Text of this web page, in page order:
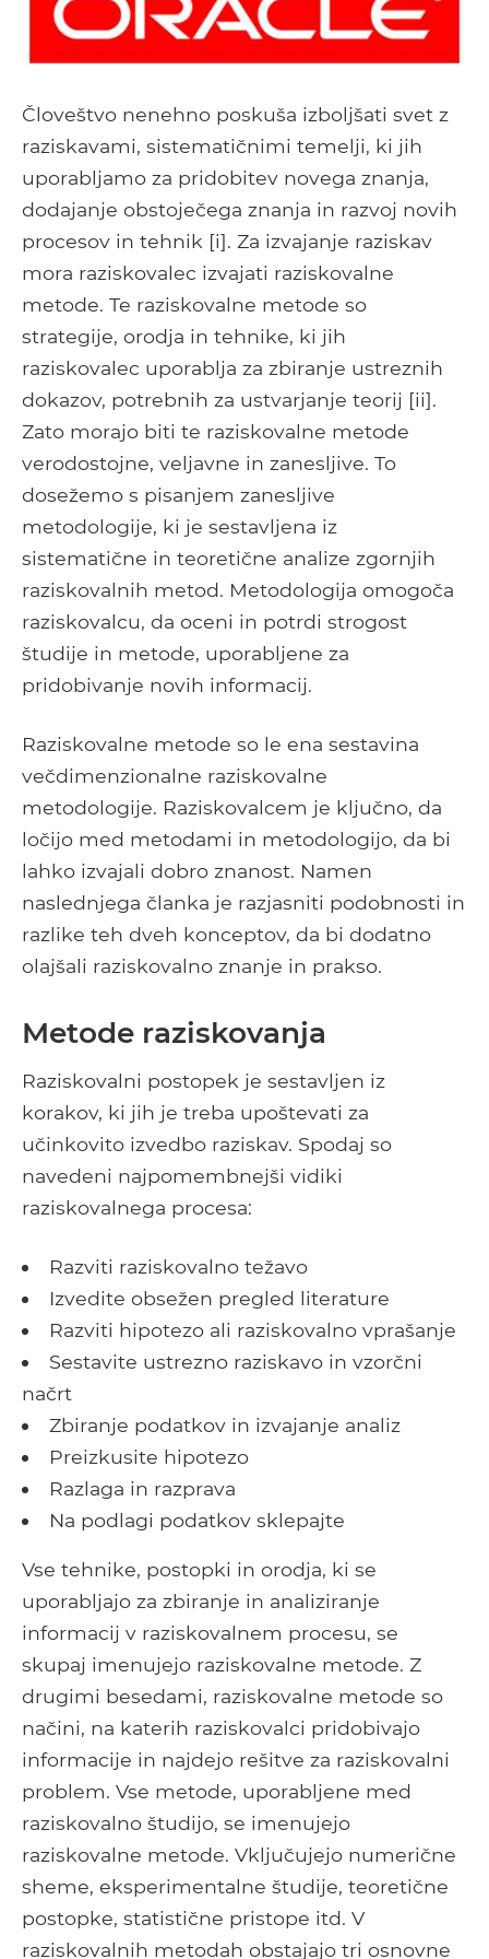
Človeštvo nenehno poskuša izboljšati svet z
raziskavami, sistematičnimi temelji, ki jih
uporabljamo za pridobitev novega znanja,
dodajanje obstoječega znanja in razvoj novih
procesov in tehnik [i]. Za izvajanje raziskav
mora raziskovalec izvajati raziskovalne
metode. Te raziskovalne metode so
strategije, orodja in tehnike, ki jih
raziskovalec uporablja za zbiranje ustreznih
dokazov, potrebnih za ustvarjanje teorij [ii].
Zato morajo biti te raziskovalne metode
verodostojne, veljavne in zanesljive. To
dosežemo s pisanjem zanesljive
metodologije, ki je sestavljena iz
sistematične in teoretične analize zgornjih
raziskovalnih metod. Metodologija omogoča
raziskovalcu, da oceni in potrdi strogost
študije in metode, uporabljene za
pridobivanje novih informacij.
Raziskovalne metode so le ena sestavina
večdimenzionalne raziskovalne
metodologije. Raziskovalcem je ključno, da
ločijo med metodami in metodologijo, da bi
lahko izvajali dobro znanost. Namen
naslednjega članka je razjasniti podobnosti in
razlike teh dveh konceptov, da bi dodatno
olajšali raziskovalno znanje in prakso.
Metode raziskovanja
Raziskovalni postopek je sestavljen iz
korakov, ki jih je treba upoštevati za
učinkovito izvedbo raziskav. Spodaj so
navedeni najpomembnejši vidiki
raziskovalnega procesa:
Razviti raziskovalno težavo
Izvedite obsežen pregled literature
Razviti hipotezo ali raziskovalno vprašanje
Sestavite ustrezno raziskavo in vzorčni
načrt
Zbiranje podatkov in izvajanje analiz
Preizkusite hipotezo
Razlaga in razprava
Na podlagi podatkov sklepajte
Vse tehnike, postopki in orodja, ki se
uporabljajo za zbiranje in analiziranje
informacij v raziskovalnem procesu, se
skupaj imenujejo raziskovalne metode. Z
drugimi besedami, raziskovalne metode so
načini, na katerih raziskovalci pridobivajo
informacije in najdejo rešitve za raziskovalni
problem. Vse metode, uporabljene med
raziskovalno študijo, se imenujejo
raziskovalne metode. Vključujejo numerične
sheme, eksperimentalne študije, teoretične
postopke, statistične pristope itd. V
raziskovalnih metodah obstajajo tri osnovne